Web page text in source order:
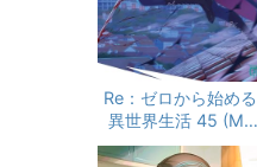
Re：ゼロから始める
異世界生活 45 (MF
文庫J)